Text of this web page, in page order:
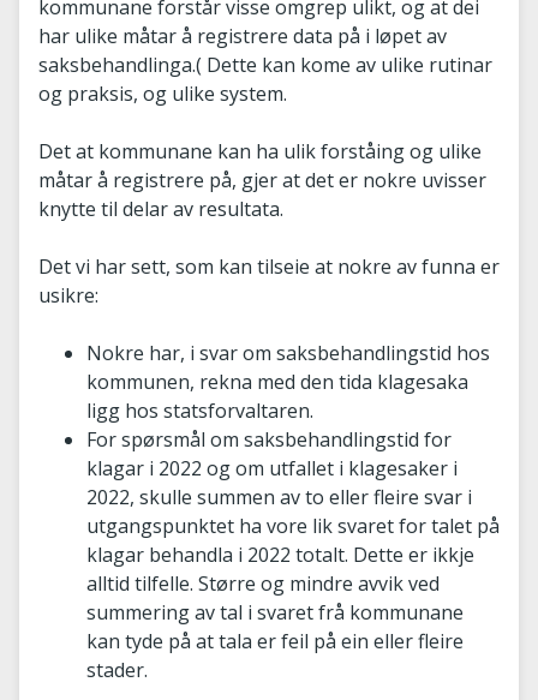
kommunane forstår visse omgrep ulikt, og at dei
har ulike måtar å registrere data på i løpet av
saksbehandlinga.( Dette kan kome av ulike rutinar
og praksis, og ulike system.
Det at kommunane kan ha ulik forståing og ulike
måtar å registrere på, gjer at det er nokre uvisser
knytte til delar av resultata.
Det vi har sett, som kan tilseie at nokre av funna er
usikre:
Nokre har, i svar om saksbehandlingstid hos
kommunen, rekna med den tida klagesaka
ligg hos statsforvaltaren.
For spørsmål om saksbehandlingstid for
klagar i 2022 og om utfallet i klagesaker i
2022, skulle summen av to eller fleire svar i
utgangspunktet ha vore lik svaret for talet på
klagar behandla i 2022 totalt. Dette er ikkje
alltid tilfelle. Større og mindre avvik ved
summering av tal i svaret frå kommunane
kan tyde på at tala er feil på ein eller fleire
stader.